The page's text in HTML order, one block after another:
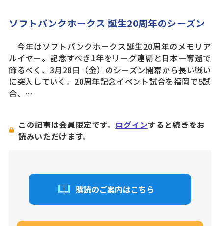
ソフトバンクホークス 誕生20周年のシーズン
今年はソフトバンクホークス誕生20周年のメモリア
ルイヤー。記念すべき1年をリーグ連覇と日本一奪還で
飾るべく、3月28日（金）のシーズン開幕から長い戦い
に突入していく。20周年記念イベント試合を福岡で5試
合、…
この記事は会員限定です。 ログインすると続きをお
読みいただけます。
購読のご案内はこちら